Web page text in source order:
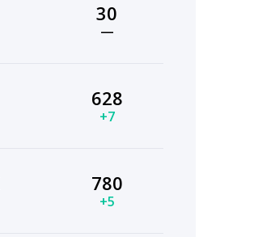
30
—
628
+7
780
+5